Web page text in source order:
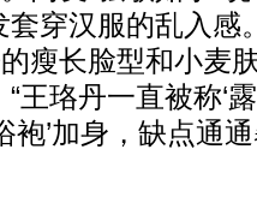
穿汉服的乱入感
瘦长脸型和小麦
“王珞丹一直被称‘
袍’加身，缺点通